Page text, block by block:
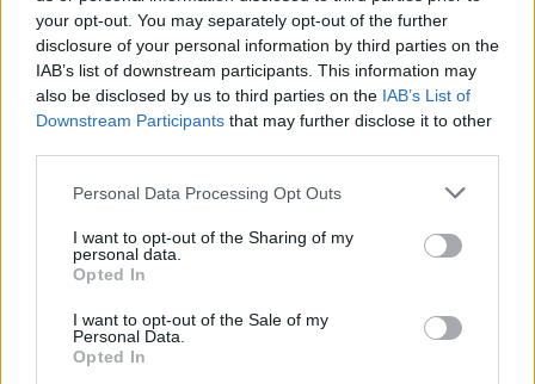
your opt-out. You may separately opt-out of the further
disclosure of your personal information by third parties on the
IAB’s list of downstream participants. This information may
also be disclosed by us to third parties on the IAB’s List of
Downstream Participants that may further disclose it to other
Please note that this website/app uses one or more Google
not limited to your visit or usage behaviour. You may click to
grant or deny consent to Google and its third-party tags to
use your data for below specified purposes in below Google
consent section.
Personal Data Processing Opt Outs
I want to opt-out of the Sharing of my
personal data.
Opted In
I want to opt-out of the Sale of my
Personal Data.
Opted In
már csökkent.
Szólj hozzá!